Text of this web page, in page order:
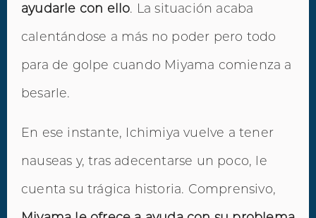
ayudarle con ello. La situación acaba
calentándose a más no poder pero todo
para de golpe cuando Miyama comienza a
besarle.
En ese instante, Ichimiya vuelve a tener
nauseas y, tras adecentarse un poco, le
cuenta su trágica historia. Comprensivo,